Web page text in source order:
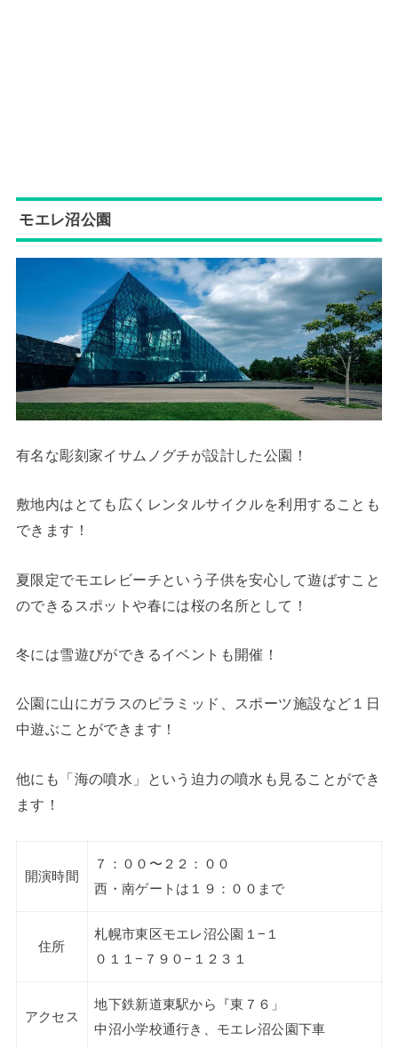
モエレ沼公園
有名な彫刻家イサムノグチが設計した公園！
敷地内はとても広くレンタルサイクルを利用することも
できます！
夏限定でモエレビーチという子供を安心して遊ばすこと
のできるスポットや春には桜の名所として！
冬には雪遊びができるイベントも開催！
公園に山にガラスのピラミッド、スポーツ施設など１日
中遊ぶことができます！
他にも「海の噴水」という迫力の噴水も見ることができ
ます！
開演時間
７：００〜２２：００
西・南ゲートは１９：００まで
住所
札幌市東区モエレ沼公園１−１
０１１−７９０−１２３１
アクセス
地下鉄新道東駅から『東７６」
中沼小学校通行き、モエレ沼公園下車